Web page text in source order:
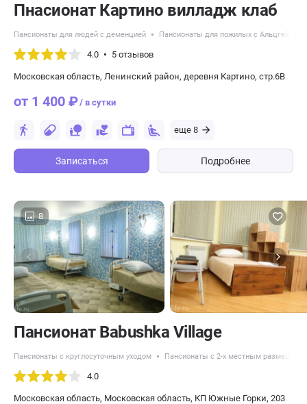
Пнасионат Картино вилладж клаб
Пансионаты для людей с деменцией Пансионаты для пожилых с
4.0 5 отзывов
Московская область, Ленинский район, деревня Картино, стр.6В
от 1 400 ₽/ в сутки
еще 8
Записаться Подробнее
8
Пансионат Babushka Village
Пансионаты с круглосуточным уходом Пансионаты с 2-х местным
4.0
Московская область, Московская область, КП Южные Горки, 203